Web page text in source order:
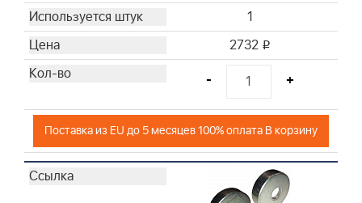
1
2732 i
- +
Поставка из EU до 5 месяцев 100% оплата В корзину